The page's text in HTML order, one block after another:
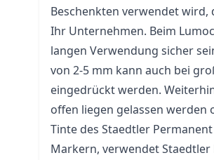
Beschenkten verwendet
Ihr Unternehmen. Beim
langen Verwendung sicher
von 2-5 mm kann auch bei
eingedrückt werden.
offen liegen gelassen werden
Tinte des Staedtler
Markern, verwendet